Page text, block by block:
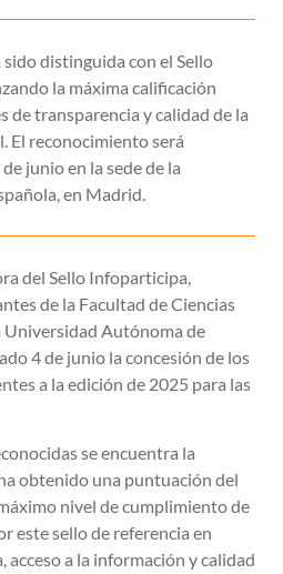
distinguida con el Sello
la máxima calificación
de transparencia y calidad de la
El reconocimiento será
junio en la sede de la
en Madrid.
del Sello Infoparticipa,
de la Facultad de Ciencias
Universidad Autónoma de
4 de junio la concesión de los
a la edición de 2025 para las
se encuentra la
obtenido una puntuación del
nivel de cumplimiento de
este sello de referencia en
acceso a la información y calidad